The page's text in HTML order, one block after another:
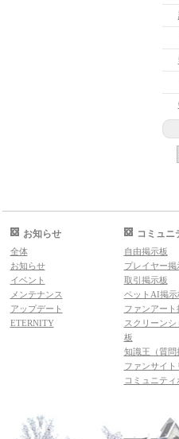
お知らせ
全体
お知らせ
イベント
メンテナンス
アップデート
ETERNITY
コミュニ
自由掲示板
プレイヤー掲
取引掲示板
ペットAI掲示
ファンアート
スクリーン
板
知識王（質問
ファンサイト
コミュニティ